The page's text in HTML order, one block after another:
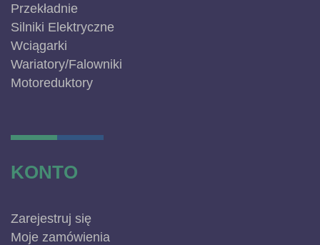
Przekładnie
Silniki Elektryczne
Wciągarki
Wariatory/Falowniki
Motoreduktory
KONTO
Zarejestruj się
Moje zamówienia